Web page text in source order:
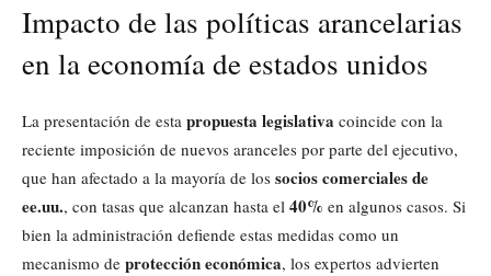
Impacto de las políticas arancelarias
en la economía de estados unidos
La presentación de esta propuesta legislativa coincide con la
reciente imposición de nuevos aranceles por parte del ejecutivo,
que han afectado a la mayoría de los socios comerciales de
ee.uu., con tasas que alcanzan hasta el 40% en algunos casos. Si
bien la administración defiende estas medidas como un
mecanismo de protección económica, los expertos advierten